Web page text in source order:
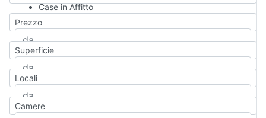
Case in Affitto
Qualsiasi
Appartamento
Casa indipendente
Casa Semi-indipendente
Attico/Mansarda
Rustico/Casale
Prezzo
Superficie
Locali
Camere